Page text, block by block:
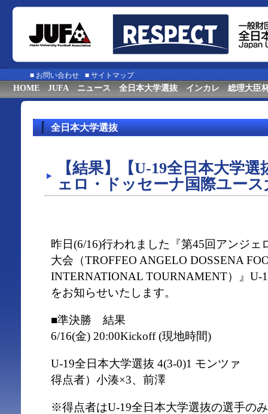
■ お問い合わせ ■ サイトマップ
HOME JUFA ニュース 全日本大学選抜 インカレ 総理大臣
全日本大学選抜
【結果】【U-19全日本大学
ェロ・ドッセーナ国際ユー
昨日(6/16)行われました『第45回アンジ
大会（TROFFEO ANGELO DOSSENA
INTERNATIONAL TOURNAMENT）』U-
をお知らせいたします。
■準決勝 結果
6/16(金) 20:00Kickoff (現地時間)
U-19全日本大学選抜 4(3-0)1 モンツァ
得点者）小湊×3、前澤
※得点者はU-19全日本大学選抜の選手の